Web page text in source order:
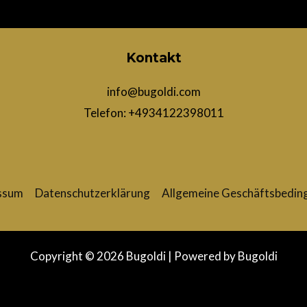
Kontakt
info@bugoldi.com
Telefon: +4934122398011
Datenschutzerklärung Allgemeine
Copyright © 2026 Bugoldi | Powered by Bugoldi